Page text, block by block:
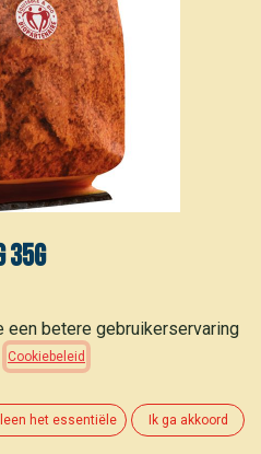
35g
WINKELMANDJE
een betere gebruikerservaring
Cookiebeleid
het essentiële Ik ga akkoord